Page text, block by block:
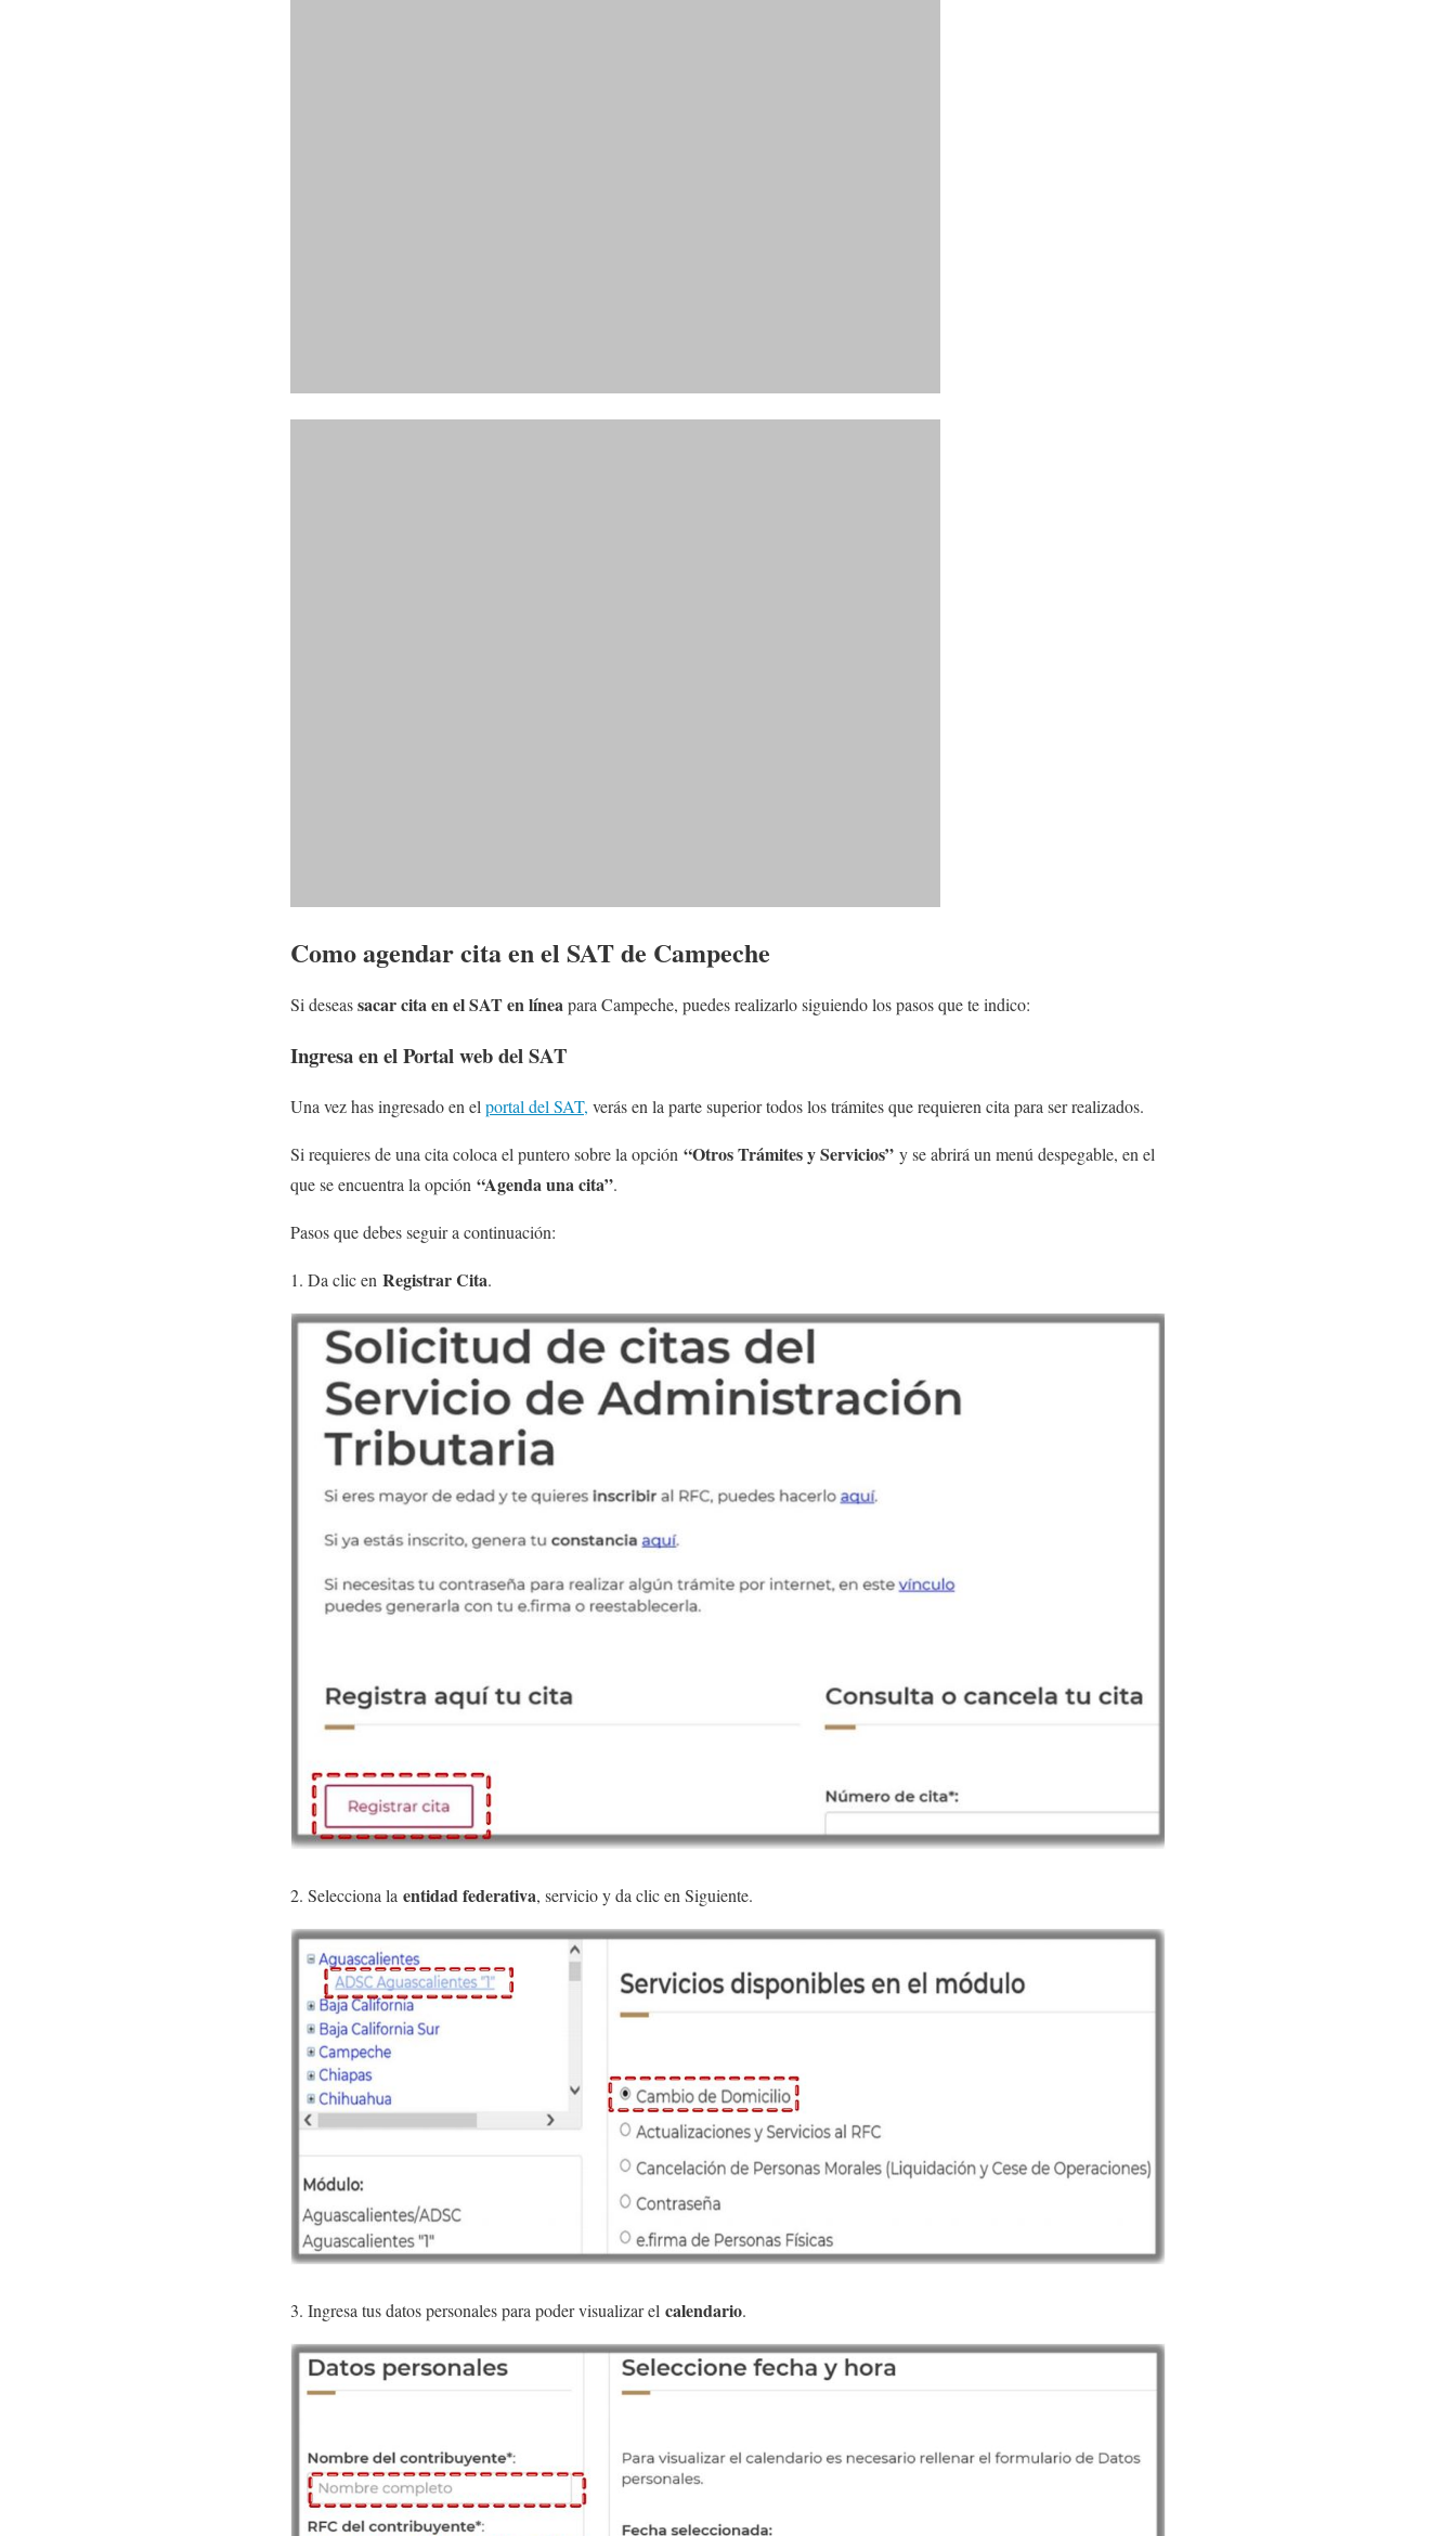
Como agendar cita en el SAT de Campeche
Si deseassacar cita en el SAT en líneapara Campeche, puedes realizarlo siguiendo los pasos que te indico:
Ingresa en el Portal web del SAT
Una vez has ingresado en el portal del SAT, verás en la parte superior todos los trámites que requieren cita para ser realizados.
Si requieres de una cita coloca el puntero sobre la opción “Otros Trámites y Servicios” y se abrirá un menú despegable, en el
que se encuentra la opción “Agenda una cita”.
Pasos que debes seguir a continuación:
1. Da clic en Registrar Cita.
2. Selecciona la entidad federativa, servicio y da clic en Siguiente.
3. Ingresa tus datos personales para poder visualizar el calendario.